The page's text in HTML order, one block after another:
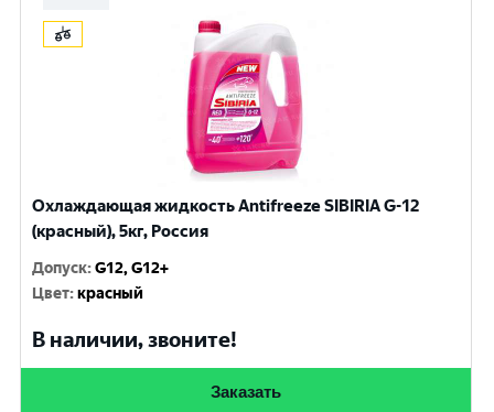
Охлаждающая жидкость Antifreeze SIBIRIA G-12
(красный), 5кг, Россия
Допуск:G12, G12+
Цвет:красный
В наличии, звоните!
Заказать